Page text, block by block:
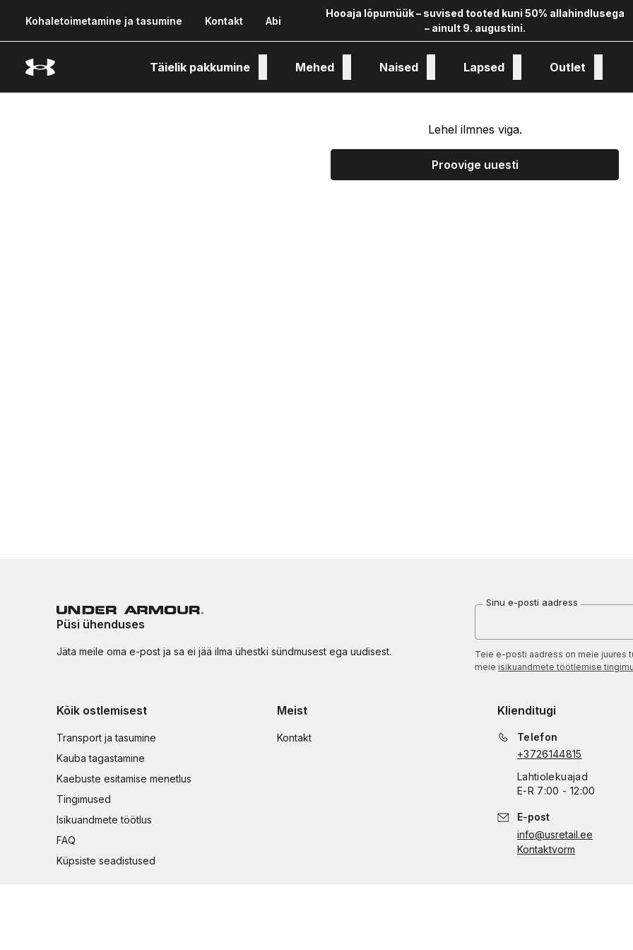
Kohaletoimetamine ja tasumine Kontakt Abi
Hooaja lõpumüük – suvised tooted kuni 50% allahindlusega
– ainult 9. augustini.
Täielik pakkumine Mehed Naised Lapsed Outlet
Lehel ilmnes viga.
Proovige uuesti
Püsi ühenduses
Jäta meile oma e-post ja sa ei jää ilma ühestki sündmusest ega uudisest.
Sinu e-posti aadress
Teie e-posti aadress on meie juures
meie isikuandmete töötlemise
Kõik ostlemisest
Transport ja tasumine
Kauba tagastamine
Kaebuste esitamise menetlus
Tingimused
Isikuandmete töötlus
FAQ
Küpsiste seadistused
Meist
Kontakt
Klienditugi
Telefon
+3726144815
Lahtiolekuajad
E-R 7:00 - 12:00
E-post
info@usretail.ee
Kontaktvorm